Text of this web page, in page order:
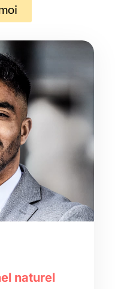
naturel